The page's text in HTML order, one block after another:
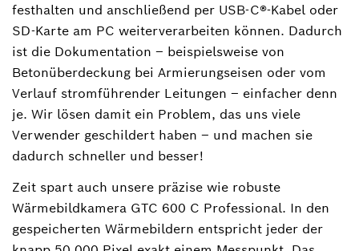
festhalten und anschließend per USB-C®-Kabel oder
SD-Karte am PC weiterverarbeiten können. Dadurch
ist die Dokumentation – beispielsweise von
Betonüberdeckung bei Armierungseisen oder vom
Verlauf stromführender Leitungen – einfacher denn
je. Wir lösen damit ein Problem, das uns viele
Verwender geschildert haben ‒ und machen sie
dadurch schneller und besser!
Zeit spart auch unsere präzise wie robuste
Wärmebildkamera GTC 600 C Professional. In den
gespeicherten Wärmebildern entspricht jeder der